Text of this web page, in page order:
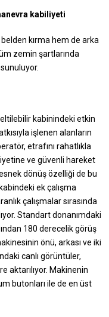
kabiliyeti
kırma hem de arka
zemin şartlarında
kabinindeki etkin
işlenen alanların
etrafını rahatlıkla
ve güvenli hareket
dönüş özelliği de bu
ek çalışma
çalışmalar sırasında
Standart donanımdaki
180 derecelik görüş
önü, arkası ve iki
canlı görüntüler,
aktarılıyor. Makinenin
butonları ile de en üst